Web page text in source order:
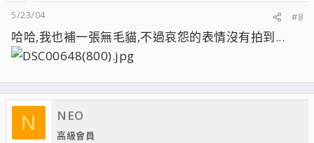
5/23/04
#8
哈哈,我也補一張無毛貓,不過哀怨的表情沒有拍到...
N NEO
高級會員